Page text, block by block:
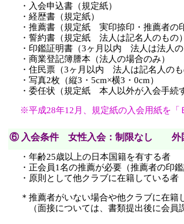
・入会申込書（規定紙）
・経歴書（規定紙）
・推薦書（規定紙 実印捺印・推薦者の
・誓約書（規定紙 法人は記名人のもの）
・印鑑証明書（3ヶ月以内 法人は法人の
・商業登記簿謄本（法人の場合のみ）
・住民票（3ヶ月以内 法人は記名人のも
・写真2枚（縦3・5cm×横3・0cm）
・委任状（規定紙 本人以外が入会手続
※平成28年12月、規定紙の入会用紙を「
⑥ 入会条件 女性入会：制限なし 外
・年齢25歳以上の日本国籍を有する者
・正会員1名の推薦が必要（推薦者の印鑑
・原則として他クラブに在籍している者
＊推薦者がいない場合や他クラブに在
（面接については、書類提出後に会員